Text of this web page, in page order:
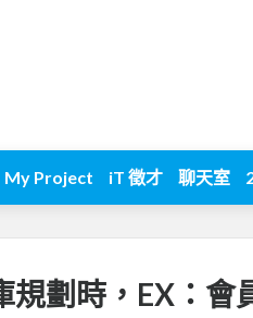
My Project iT 徵才 聊天室
規劃時，EX：會